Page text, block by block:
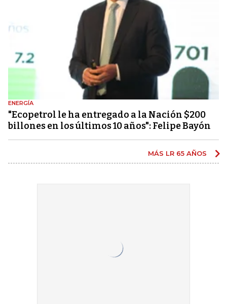
ENERGÍA
"Ecopetrol le ha entregado a la Nación $200
billones en los últimos 10 años": Felipe Bayón
MÁS LR 65 AÑOS